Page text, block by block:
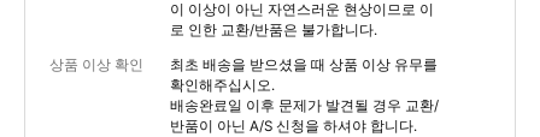
이 이상이 아닌 자연스러운 현상이므로 이
로 인한 교환/반품은 불가합니다.
상품 이상 확인
최초 배송을 받으셨을 때 상품 이상 유무를
확인해주십시오.
배송완료일 이후 문제가 발견될 경우 교환/
반품이 아닌 A/S 신청을 하셔야 합니다.